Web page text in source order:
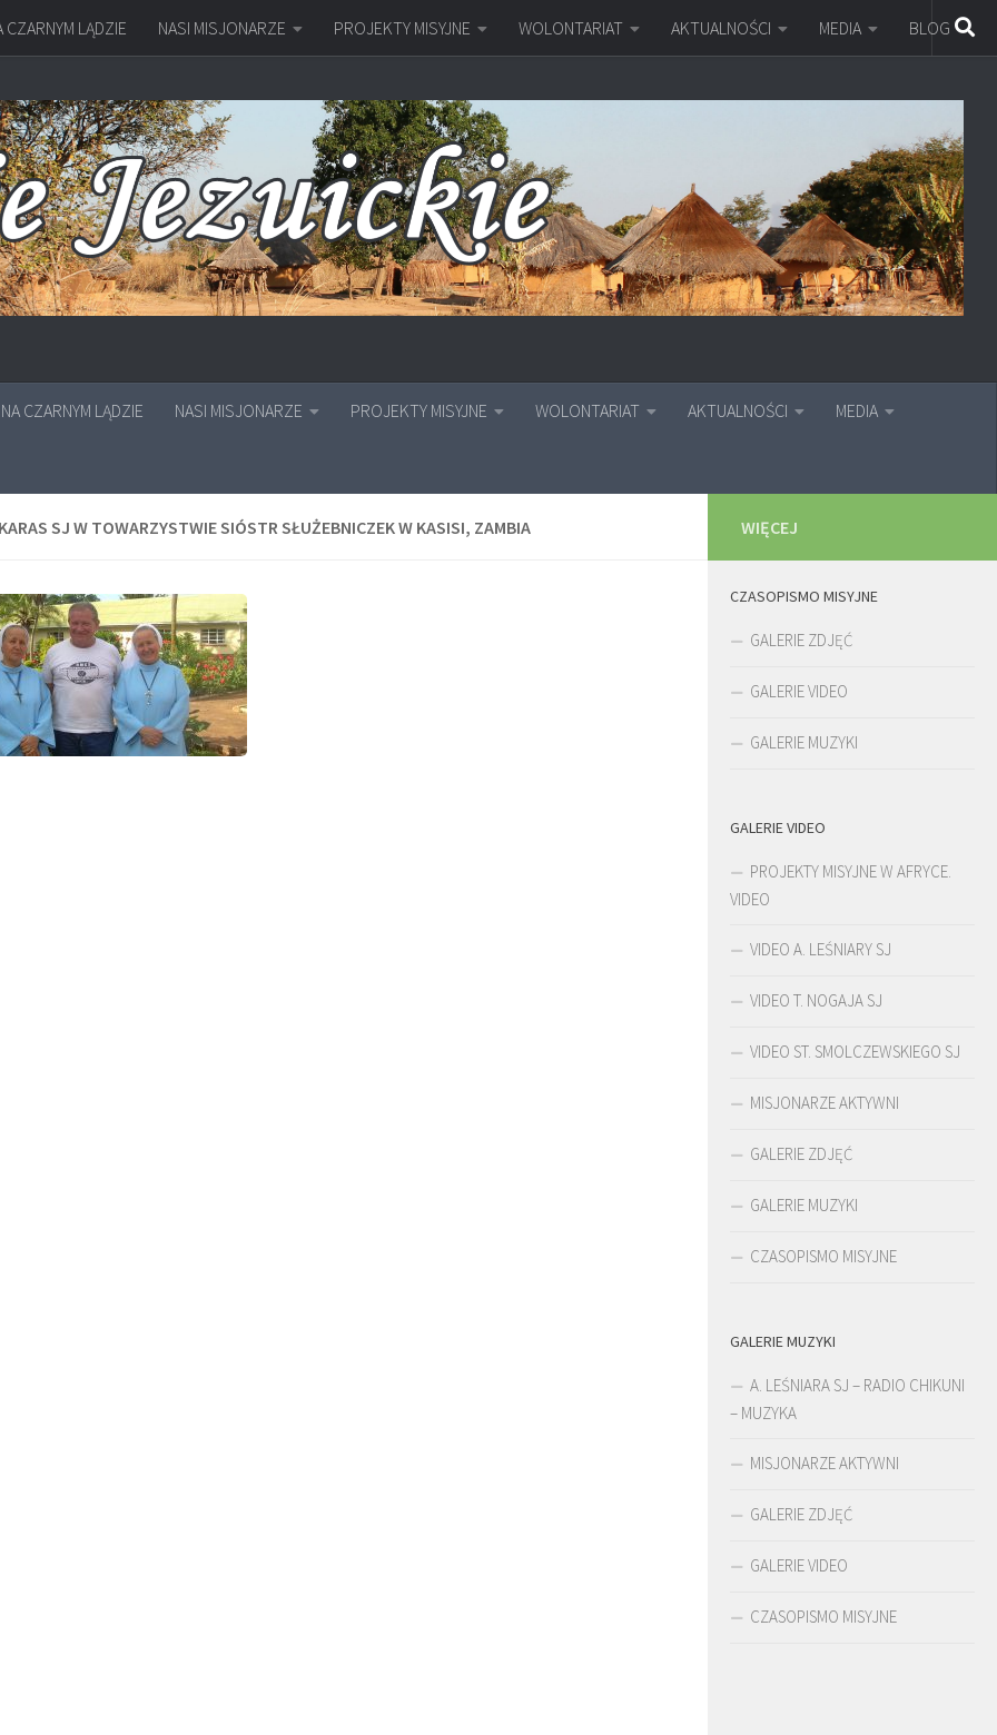
CZARNYM LĄDZIE NASI MISJONARZE PROJEKTY MISYJNE WOLONTARIAT AKTUALNOŚCI MEDIA BLOG
NA CZARNYM LĄDZIE NASI MISJONARZE PROJEKTY MISYJNE WOLONTARIAT AKTUALNOŚCI MEDIA
SJ W TOWARZYSTWIE SIÓSTR SŁUŻEBNICZEK W KASISI, ZAMBIA WIĘCEJ
CZASOPISMO MISYJNE
GALERIE ZDJĘĆ
GALERIE VIDEO
GALERIE MUZYKI
GALERIE VIDEO
PROJEKTY MISYJNE W AFRYCE.
VIDEO
VIDEO A. LEŚNIARY SJ
VIDEO T. NOGAJA SJ
VIDEO ST. SMOLCZEWSKIEGO SJ
MISJONARZE AKTYWNI
GALERIE ZDJĘĆ
GALERIE MUZYKI
CZASOPISMO MISYJNE
GALERIE MUZYKI
A. LEŚNIARA SJ – RADIO CHIKUNI
– MUZYKA
MISJONARZE AKTYWNI
GALERIE ZDJĘĆ
GALERIE VIDEO
CZASOPISMO MISYJNE